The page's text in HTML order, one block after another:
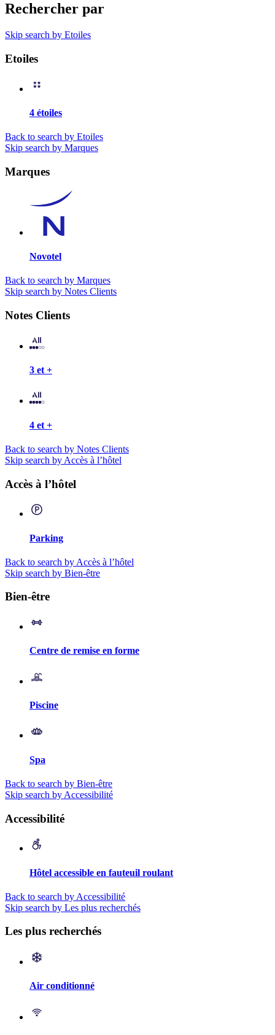
Rechercher par
Skip search by Etoiles
Etoiles
4 étoiles
Back to search by Etoiles
Skip search by Marques
Marques
Novotel
Back to search by Marques
Skip search by Notes Clients
Notes Clients
3 et +
4 et +
Back to search by Notes Clients
Skip search by Accès à l’hôtel
Accès à l’hôtel
Parking
Back to search by Accès à l’hôtel
Skip search by Bien-être
Bien-être
Centre de remise en forme
Piscine
Spa
Back to search by Bien-être
Skip search by Accessibilité
Accessibilité
Hôtel accessible en fauteuil roulant
Back to search by Accessibilité
Skip search by Les plus recherchés
Les plus recherchés
Air conditionné